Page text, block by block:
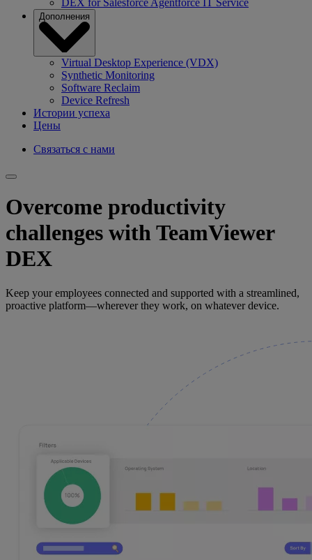
DEX for Salesforce Agentforce IT Service
Дополнения
Virtual Desktop Experience (VDX)
Synthetic Monitoring
Software Reclaim
Device Refresh
Истории успеха
Цены
Связаться с нами
Overcome productivity
challenges with TeamViewer
DEX
Keep your employees connected and supported with a streamlined,
proactive platform—wherever they work, on whatever device.